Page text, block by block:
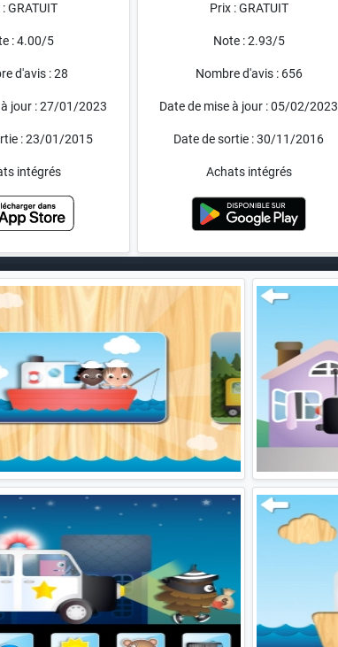
GRATUIT
: 4.00/5
d'avis : 28
à jour : 27/01/2023
: 23/01/2015
intégrés
Prix : GRATUIT
Note : 2.93/5
Nombre d'avis : 656
Date de mise à jour : 05/02/2023
Date de sortie : 30/11/2016
Achats intégrés